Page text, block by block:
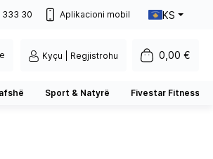
333 30 Aplikacioni mobil KS
Kyçu | Regjistrohu 0,00 €
Sport & Natyrë Fivestar Fitness